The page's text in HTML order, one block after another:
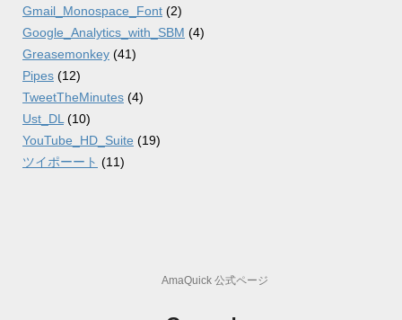
Gmail_Monospace_Font (2)
Google_Analytics_with_SBM (4)
Greasemonkey (41)
Pipes (12)
TweetTheMinutes (4)
Ust_DL (10)
YouTube_HD_Suite (19)
ツイポーート (11)
AmaQuick 公式ページ